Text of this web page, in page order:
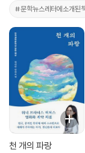
#문학뉴스레터에소개된
천 개의 파랑